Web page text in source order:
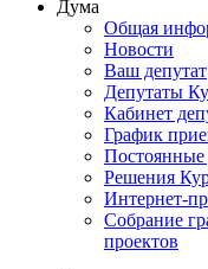
Дума
Общая
Новости
Ваш депутат
Депутаты
Кабинет
График
Постоянные
Решения
Интернет-
Собрание
проектов